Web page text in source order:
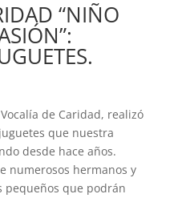
“NIÑO
de Caridad, realizó
que nuestra
desde hace años.
numerosos hermanos y
pequeños que podrán